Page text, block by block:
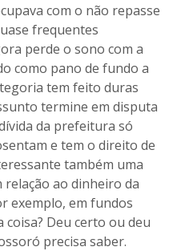
com o não repasse
frequentes
perde o sono com a
como pano de fundo a
tem feito duras
termine em disputa
da prefeitura só
e tem o direito de
também uma
relação ao dinheiro da
exemplo, em fundos
Deu certo ou deu
precisa saber.